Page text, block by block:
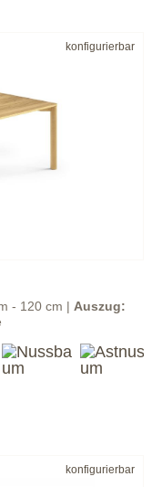
konfigurierbar
- 120 cm | Auszug:
konfigurierbar